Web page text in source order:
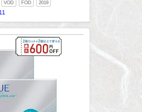
VOD FOD 2019